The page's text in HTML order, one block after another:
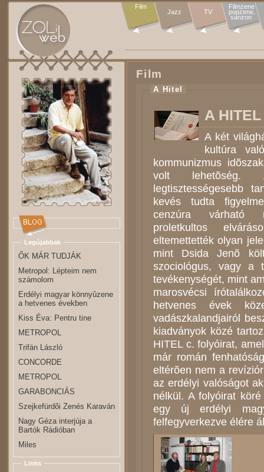
Film
Jazz TV
Filmzene
popzene,
sanzon
Film
A Hitel
A HITEL
A két
kultúra
kommunizmus
volt lehetõség.
legtisztességesebb
kevés tudta
cenzúra várható
proletkultos
eltemettették olyan
mint Dsida Jenõ
szociológus, vagy a
tevékenységét, mint
marosvécsi
hetvenes évek
vadászkalandjairól
kiadványok közé
HITEL c. folyóirat,
már román
eltérõen nem a
az erdélyi valóságot
nélkül. A folyóirat
egy új erdélyi
felfegyverkezve élére
Legújabbak
ŐK MÁR TUDJÁK
Metropol: Lépteim nem
számolom
Erdélyi magyar könnyûzene
a hetvenes években
Kiss Éva: Pentru tine
METROPOL
Trifán László
CONCORDE
METROPOL
GARABONCIÁS
Szejkefürdõi Zenés Karaván
Nagy Géza interjúja a
Bartók Rádióban
Miles
Links